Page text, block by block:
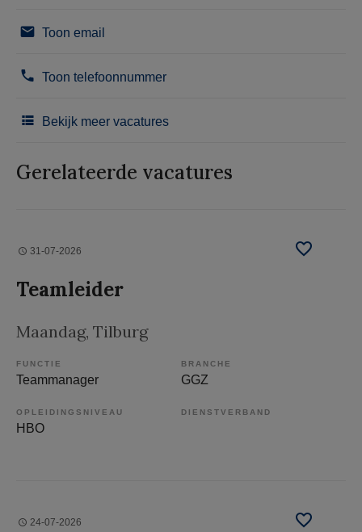
Toon email
Toon telefoonnummer
Bekijk meer vacatures
Gerelateerde vacatures
31-07-2026
Teamleider
Maandag, Tilburg
FUNCTIE
Teammanager
BRANCHE
GGZ
OPLEIDINGSNIVEAU
HBO
DIENSTVERBAND
24-07-2026